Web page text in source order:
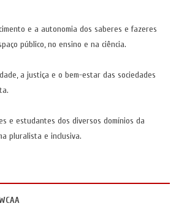
e a autonomia dos saberes e fazeres
público, no ensino e na ciência.
a justiça e o bem-estar das sociedades
e estudantes dos diversos domínios da
pluralista e inclusiva.